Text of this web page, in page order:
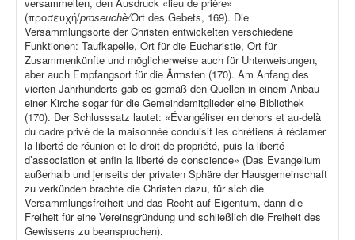
(προσευχή/proseuchè/Ort des Gebets, 169). Die
Versammlungsorte der Christen entwickelten verschiedene
Funktionen: Taufkapelle, Ort für die Eucharistie, Ort für
Zusammenkünfte und möglicherweise auch für Unterweisungen,
aber auch Empfangsort für die Ärmsten (170). Am Anfang des
vierten Jahrhunderts gab es gemäß den Quellen in einem Anbau
einer Kirche sogar für die Gemeindemitglieder eine Bibliothek
(170). Der Schlusssatz lautet: «Évangéliser en dehors et au-delà
du cadre privé de la maisonnée conduisit les chrétiens à réclamer
la liberté de réunion et le droit de propriété, puis la liberté
d’association et enfin la liberté de conscience» (Das Evangelium
außerhalb und jenseits der privaten Sphäre der Hausgemeinschaft
zu verkünden brachte die Christen dazu, für sich die
Versammlungsfreiheit und das Recht auf Eigentum, dann die
Freiheit für eine Vereinsgründung und schließlich die Freiheit des
Gewissens zu beanspruchen).